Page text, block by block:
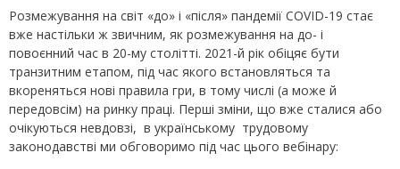
Розмежування на світ «до» і «після» пандемії COVID-19 стає
вже настільки ж звичним, як розмежування на до- і
повоєнний час в 20-му столітті. 2021-й рік обіцяє бути
транзитним етапом, під час якого встановляться та
вкореняться нові правила гри, в тому числі (а може й
передовсім) на ринку праці. Перші зміни, що вже сталися або
очікуються невдовзі, в українському трудовому
законодавстві ми обговоримо під час цього вебінару: